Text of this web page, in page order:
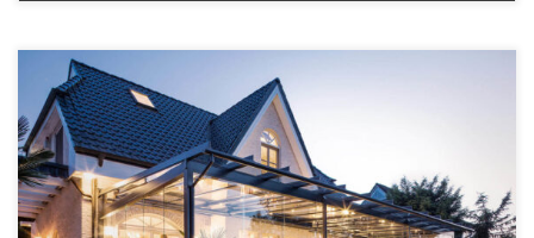
İstanbul Cam Balkon İstanbul CamBalkon firmamız kaliteli
malzeme ve işçiliğin yanında ekonomik fiyat politikasıyla %100
müşteri memnuniyeti ilkesini benimsemiş ve istanbul cam balkon
sektöründe lider olma yolunda ilerlemektedir. 30 mm cam tercihi
özelliği ile iki cam arası jaluzi kullanım imkanı sağlamaktadır. Özel